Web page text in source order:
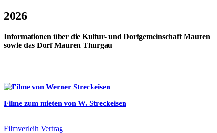
2026
Informationen über die Kultur- und Dorfgemeinschaft Mauren
sowie das Dorf Mauren Thurgau
Filme zum mieten von W. Streckeisen
Filmverleih Vertrag